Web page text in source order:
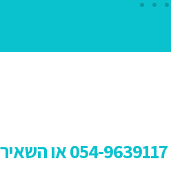
054-9639117 או השאירו פרטים: